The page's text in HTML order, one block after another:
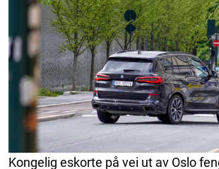
Kongelig eskorte på vei ut av Oslo